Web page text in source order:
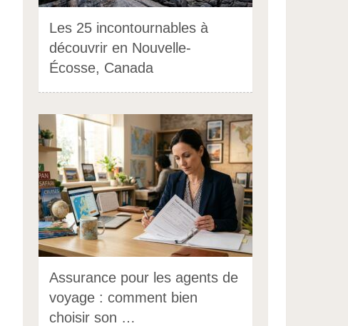
Les 25 incontournables à
découvrir en Nouvelle-
Écosse, Canada
Assurance pour les agents de
voyage : comment bien
choisir son …